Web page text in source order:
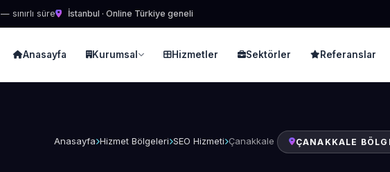
— sınırlı süre İstanbul · Online Türkiye geneli
Anasayfa Kurumsal Hizmetler Sektörler Referanslar
Anasayfa Hizmet Bölgeleri SEO Hizmeti Çanakkale ÇANAKKALE